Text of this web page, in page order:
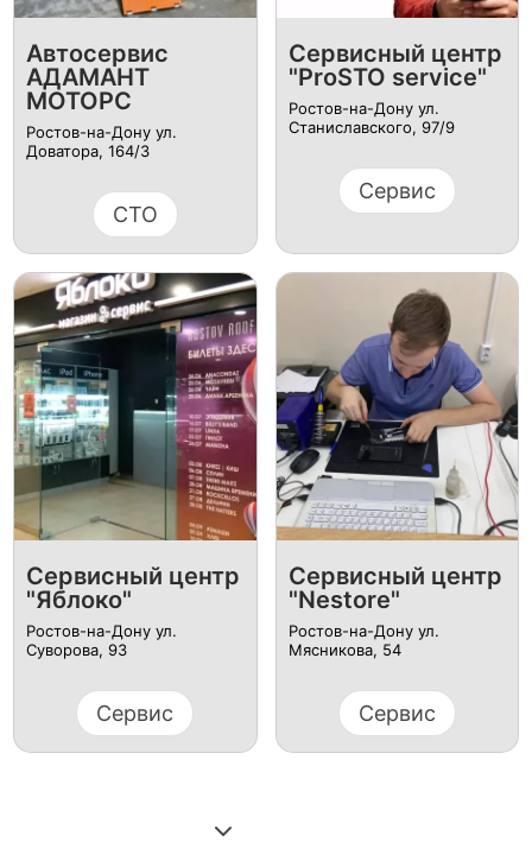
Автосервис
АДАМАНТ
МОТОРС
Ростов-на-Дону ул.
Доватора, 164/3
СТО
Сервисный центр
"ProSTO service"
Ростов-на-Дону ул.
Станиславского, 97/9
Сервис
Сервисный центр
"Яблоко"
Ростов-на-Дону ул.
Суворова, 93
Сервис
Сервисный центр
"Nestore"
Ростов-на-Дону ул.
Мясникова, 54
Сервис